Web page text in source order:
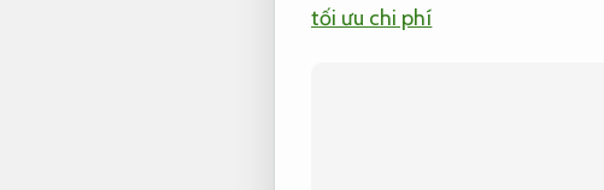
tối ưu chi phí